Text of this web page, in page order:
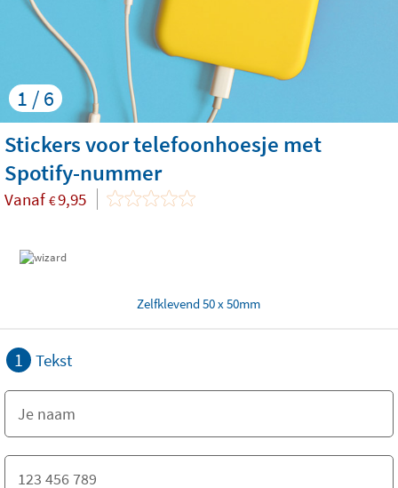
1 / 6
Stickers voor telefoonhoesje met
Spotify-nummer
Vanaf €9,95
Zelfklevend 50 x 50mm
1 Tekst